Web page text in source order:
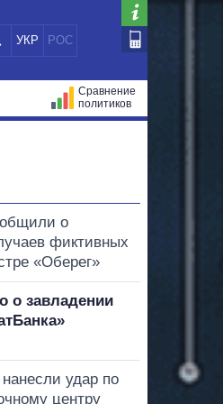
УКР РОС
Сравнение
политиков
о
фиктивных
«Оберег»
о завладении
удар по
центру